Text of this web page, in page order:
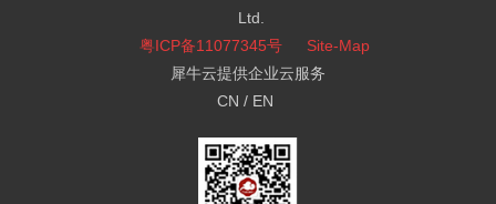
Ltd.
粤ICP备11077345号
Site-Map
犀牛云提供企业云服务
CN / EN